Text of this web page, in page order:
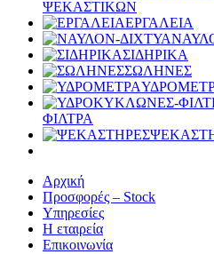
ΨΕΚΑΣΤΙΚΩΝ
ΕΡΓΑΛΕΙΑ
ΣΙΔΗΡΙΚΑ
ΣΩΛΗΝΕΣ
ΦΙΛΤΡΑ
Αρχική
Προσφορές – Stock
Υπηρεσίες
Η εταιρεία
Επικοινωνία